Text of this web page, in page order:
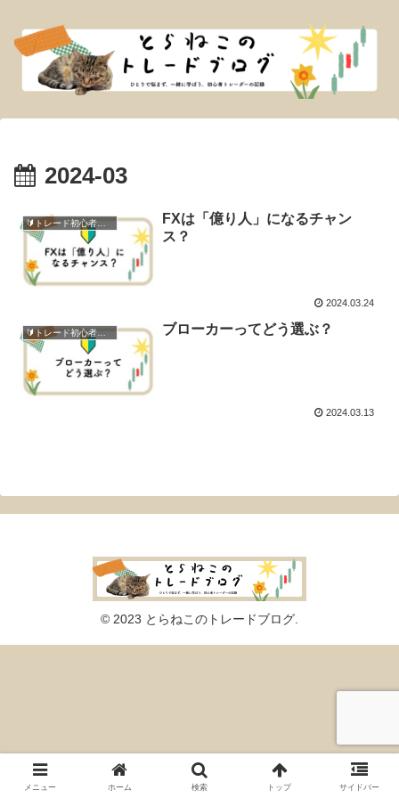
2024-03
🔰トレード初心者さん向け
FXは「億り人」になるチャン
ス？
2024.03.24
🔰トレード初心者さん向け ブローカーってどう選ぶ？
2024.03.13
© 2023 とらねこのトレードブログ.
メニュー ホーム 検索 トップ サイドバー